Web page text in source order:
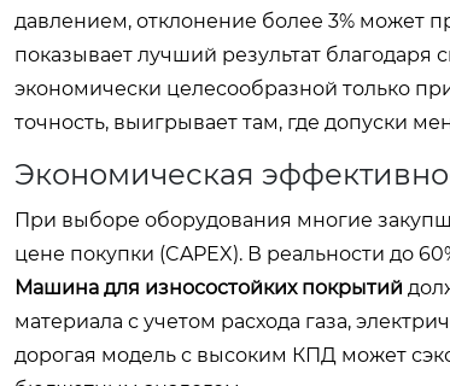
давлением, отклонение более 3%
показывает лучший результат благодаря
экономически целесообразной только
точность, выигрывает там, где допуски
Экономическая
При выборе оборудования многие
цене покупки (CAPEX). В реальности до
Машина для износостойких покрытий
материала с учетом расхода газа,
дорогая модель с высоким КПД может